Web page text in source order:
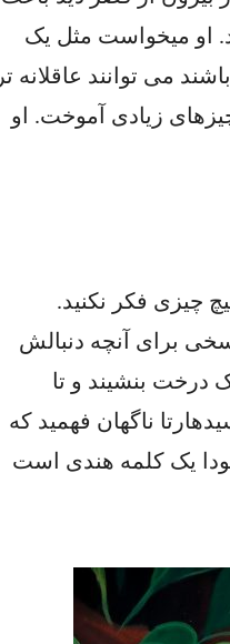
او ميخواست مثل یک
می توانند عاقلانه تر
زیادی آموخت. او
چیزی فکر نکنید.
پاسخی برای آنچه دنبالش
بنشیند و تا
ناگهان فهمید که
بودا یک کلمه هندی است